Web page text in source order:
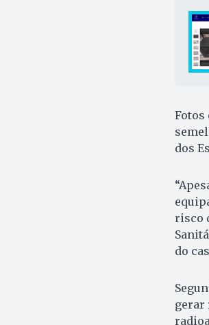
Fotos
dos
risco
do
gerar